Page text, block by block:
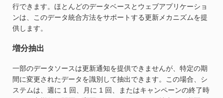
行できます。ほとんどのデータベースとウェブアプリケーショ
ンは、このデータ統合方法をサポートする更新メカニズムを提
供します。
増分抽出
一部のデータソースは更新通知を提供できませんが、特定の期
間に変更されたデータを識別して抽出できます。この場合、シ
ステムは、週に 1 回、月に 1 回、またはキャンペーンの終了時